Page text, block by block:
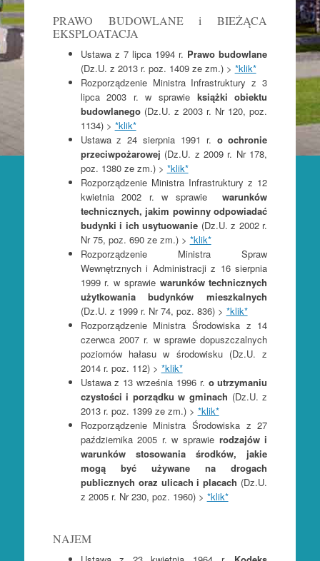
PRAWO BUDOWLANE i BIEŻĄCA
EKSPLOATACJA
Ustawa z 7 lipca 1994 r. Prawo budowlane
(Dz.U. z 2013 r. poz. 1409 ze zm.) > *klik*
Rozporządzenie Ministra Infrastruktury z 3
lipca 2003 r. w sprawie książki obiektu
budowlanego(Dz.U. z 2003 r. Nr 120, poz.
1134) > *klik*
Ustawa z 24 sierpnia 1991 r. o ochronie
przeciwpożarowej (Dz.U. z 2009 r. Nr 178,
poz. 1380 ze zm.) > *klik*
Rozporządzenie Ministra Infrastruktury z 12
kwietnia 2002 r. w sprawiewarunków
technicznych, jakim powinny odpowiadać
budynki i ich usytuowanie (Dz.U. z 2002 r.
Nr 75, poz. 690 ze zm.) > *klik*
Rozporządzenie Ministra Spraw
Wewnętrznych i Administracji z 16 sierpnia
1999 r. w sprawie warunków technicznych
użytkowania budynków mieszkalnych
(Dz.U. z 1999 r. Nr 74, poz. 836) > *klik*
Rozporządzenie Ministra Środowiska z 14
czerwca 2007 r. w sprawie dopuszczalnych
poziomów hałasu w środowisku (Dz.U. z
2014 r. poz. 112) > *klik*
Ustawa z 13 września 1996 r. o utrzymaniu
czystości i porządku w gminach (Dz.U. z
2013 r. poz. 1399 ze zm.) > *klik*
Rozporządzenie Ministra Środowiska z 27
października 2005 r. w sprawie rodzajów i
warunków stosowania środków, jakie
mogą być używane na drogach
publicznych oraz ulicach i placach (Dz.U.
z 2005 r. Nr 230, poz. 1960) > *klik*
NAJEM